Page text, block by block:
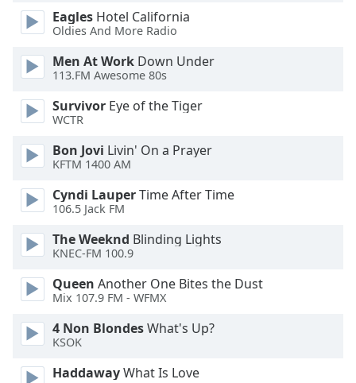
Opacity
Text
Background
Color
Opacity
Caption
Background
Size
Eagles Hotel California
Oldies And More Radio
Men At Work Down Under
113.FM Awesome 80s
Survivor Eye of the Tiger
WCTR
Bon Jovi Livin' On a Prayer
KFTM 1400 AM
Cyndi LauperTime After Time
106.5 Jack FM
The Weeknd Blinding Lights
KNEC-FM 100.9
Queen Another One Bites the Dust
Mix 107.9 FM - WFMX
4 Non BlondesWhat's Up?
KSOK
HaddawayWhat Is Love